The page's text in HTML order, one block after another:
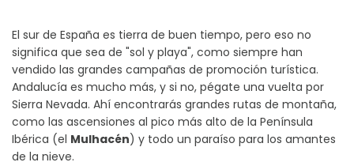
El sur de España es tierra de buen tiempo, pero eso no
significa que sea de "sol y playa", como siempre han
vendido las grandes campañas de promoción turística.
Andalucía es mucho más, y si no, pégate una vuelta por
Sierra Nevada. Ahí encontrarás grandes rutas de montaña,
como las ascensiones al pico más alto de la Península
Ibérica (el Mulhacén) y todo un paraíso para los amantes
de la nieve.